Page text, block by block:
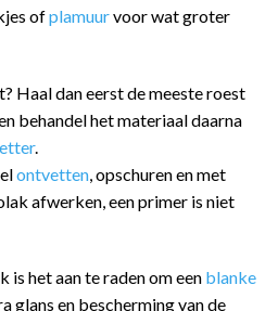
ofplamuurvoor wat groter
Haal dan eerst de meeste roest
behandel het materiaal daarna
.
ontvetten , opschuren en met
afwerken, een primer is niet
is het aan te raden om een blanke
glans en bescherming van de